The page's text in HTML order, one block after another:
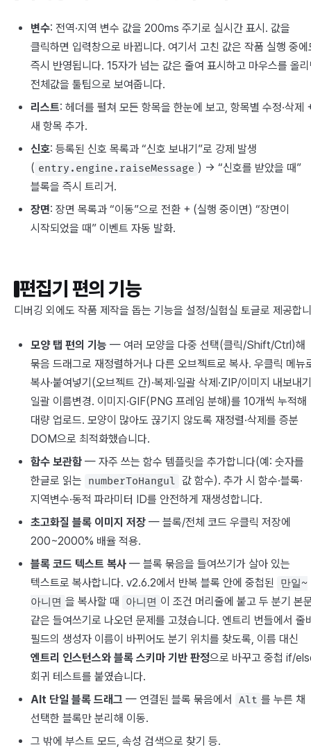
변수: 전역·지역 변수 값을 200ms 주기로 실시간 표시. 값을
클릭하면 입력창으로 바뀝니다. 여기서 고친 값은 작품 실행 중에
즉시 반영됩니다. 15자가 넘는 값은 줄여 표시하고 마우스를 올
전체값을 툴팁으로 보여줍니다.
리스트: 헤더를 펼쳐 모든 항목을 한눈에 보고, 항목별 수정·삭제
새 항목 추가.
신호: 등록된 신호 목록과 “신호 보내기”로 강제 발생
( entry.engine.raiseMessage ) → “신호를 받았을 때”
블록을 즉시 트리거.
장면: 장면 목록과 “이동”으로 전환 + (실행 중이면) “장면이
시작되었을 때” 이벤트 자동 발화.
편집기 편의 기능
디버깅 외에도 작품 제작을 돕는 기능을 설정/실험실 토글로 제공합
모양 탭 편의 기능 — 여러 모양을 다중 선택(클릭/Shift/Ctrl)해
묶음 드래그로 재정렬하거나 다른 오브젝트로 복사. 우클릭 메뉴
복사·붙여넣기(오브젝트 간)·복제·일괄 삭제·ZIP/이미지 내보내
일괄 이름변경. 이미지·GIF(PNG 프레임 분해)를 10개씩 누적해
대량 업로드. 모양이 많아도 끊기지 않도록 재정렬·삭제를 증분
DOM으로 최적화했습니다.
함수 보관함 — 자주 쓰는 함수 템플릿을 추가합니다(예: 숫자를
한글로 읽는 numberToHangul 값 함수). 추가 시 함수·블록·
지역변수·동적 파라미터 ID를 안전하게 재생성합니다.
초고화질 블록 이미지 저장 — 블록/전체 코드 우클릭 저장에
200~2000% 배율 적용.
블록 코드 텍스트 복사 — 블록 묶음을 들여쓰기가 살아 있는
텍스트로 복사합니다. v2.6.2에서 반복 블록 안에 중첩된
만일~
아니면 을 복사할 때 아니면 이 조건 머리줄에 붙고 두 분기 본
같은 들여쓰기로 나오던 문제를 고쳤습니다. 엔트리 번들에서 줄
필드의 생성자 이름이 바뀌어도 분기 위치를 찾도록, 이름 대신
엔트리 인스턴스와 블록 스키마 기반 판정으로 바꾸고 중첩 if/
회귀 테스트를 붙였습니다.
Alt 단일 블록 드래그 — 연결된 블록 묶음에서 Alt 를 누른 채
선택한 블록만 분리해 이동.
그 밖에 부스트 모드, 속성 검색으로 찾기 등.